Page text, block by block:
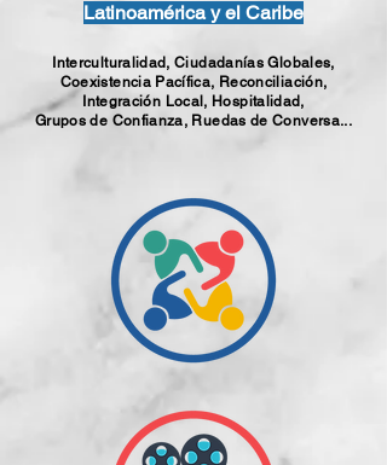
Latinoamérica y el Caribe
Interculturalidad, Ciudadanías Globales,
Coexistencia Pacífica, Reconciliación,
Integración Local, Hospitalidad,
Grupos de Confianza, Ruedas de Conversa...